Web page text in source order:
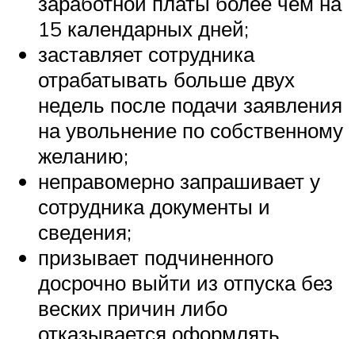
15 календарных дней;
заставляет сотрудника
отрабатывать больше двух
недель после подачи заявления
на увольнение по собственному
желанию;
неправомерно запрашивает у
сотрудника документы и
сведения;
призывает подчиненного
досрочно выйти из отпуска без
веских причин либо
отказывается оформлять